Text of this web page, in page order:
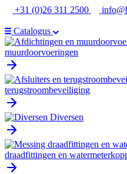
Ga
de
inhoud
+31 (0)26 311 2500
Catalogus
muurdoorvoeringen
terugstroombeveiliging
Diversen
draadfittingen en